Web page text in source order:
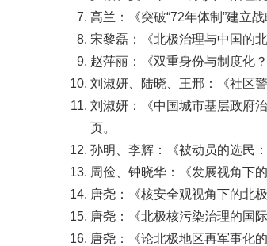
高兰：《突破“72年体制”建立
宋黎磊：《北极治理与中国的
赵萍丽：《双重身份与制度化
刘淑妍、陆晓、王邢：《社区
刘淑妍：《中国城市基层政府
页。
孙明、李辉：《被动员的选民
周俭、钟晓华：《发展视角下
唐尧：《核安全观视角下的北
唐尧：《北极核污染治理的国
唐尧：《论北极地区再军事化